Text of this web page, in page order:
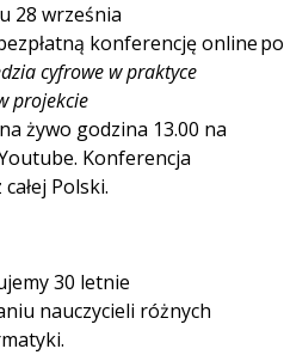
28 września
konferencję online
cyfrowe w praktyce
projekcie
żywo godzina 13.00 na
Konferencja
Polski.
30 letnie
nauczycieli różnych